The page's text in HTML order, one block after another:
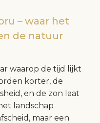
– waar het
de natuur
waarop de tijd lijkt
korter, de
en de zon laat
landschap
maar een